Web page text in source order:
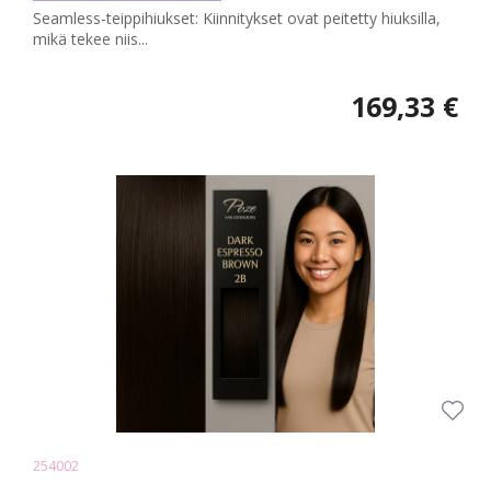
Seamless-teippihiukset: Kiinnitykset ovat peitetty hiuksilla,
mikä tekee niis...
169,33 €
254002